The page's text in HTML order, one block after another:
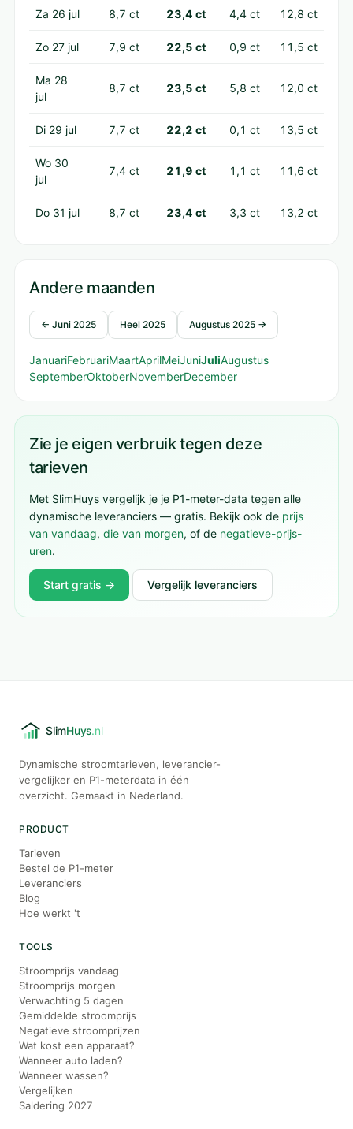
Za 26 jul 8,7 ct 23,4 ct 4,4 ct 12,8 ct
Zo 27 jul 7,9 ct 22,5 ct 0,9 ct 11,5 ct
Ma 28
jul
8,7 ct 23,5 ct 5,8 ct 12,0 ct
Di 29 jul 7,7 ct 22,2 ct 0,1 ct 13,5 ct
Wo 30
jul
7,4 ct 21,9 ct 1,1 ct 11,6 ct
Do 31 jul 8,7 ct 23,4 ct 3,3 ct 13,2 ct
Andere maanden
← Juni 2025 Heel 2025 Augustus 2025 →
JanuariFebruariMaartAprilMeiJuniJuliAugustus
SeptemberOktoberNovemberDecember
Zie je eigen verbruik tegen deze
tarieven
Met SlimHuys vergelijk je je P1-meter-data tegen alle
dynamische leveranciers — gratis. Bekijk ook de prijs
van vandaag, die van morgen, of de negatieve-prijs-
uren.
Start gratis → Vergelijk leveranciers
Dynamische stroomtarieven, leverancier-
vergelijker en P1-meterdata in één
overzicht. Gemaakt in Nederland.
PRODUCT
Tarieven
Bestel de P1-meter
Leveranciers
Blog
Hoe werkt 't
TOOLS
Stroomprijs vandaag
Stroomprijs morgen
Verwachting 5 dagen
Gemiddelde stroomprijs
Negatieve stroomprijzen
Wat kost een apparaat?
Wanneer auto laden?
Wanneer wassen?
Vergelijken
Saldering 2027